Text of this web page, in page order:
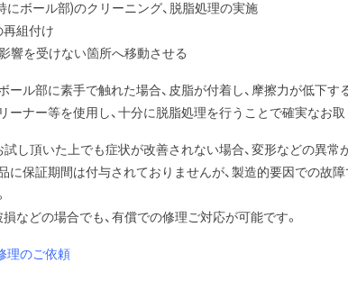
にボール部)のクリーニング、脱脂処理の実施
再組付け
影響を受けない箇所へ移動させる
ール部に素手で触れた場合、皮脂が付着し、摩擦力が低下す
ーナー等を使用し、十分に脱脂処理を行うことで確実なお取
試し頂いた上でも症状が改善されない場合、変形などの異常
に保証期間は付与されておりませんが、製造的要因での故
などの場合でも、有償での修理ご対応が可能です。
のご依頼